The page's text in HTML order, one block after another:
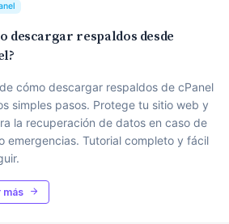
descargar respaldos desde
cómo descargar respaldos de cPanel
simples pasos. Protege tu sitio web y
la recuperación de datos en caso de
emergencias. Tutorial completo y fácil
más